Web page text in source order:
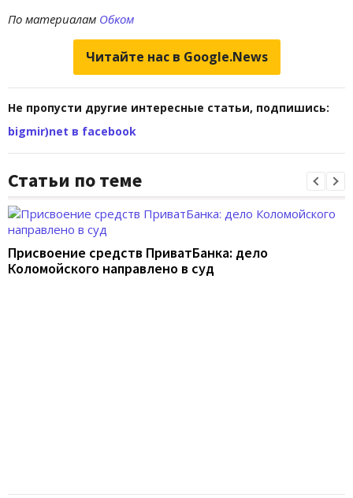
По материалам Обком
Читайте нас в Google.News
Не пропусти другие интересные статьи, подпишись:
bigmir)net в facebook
Статьи по теме
Присвоение средств ПриватБанка: дело
Коломойского направлено в суд